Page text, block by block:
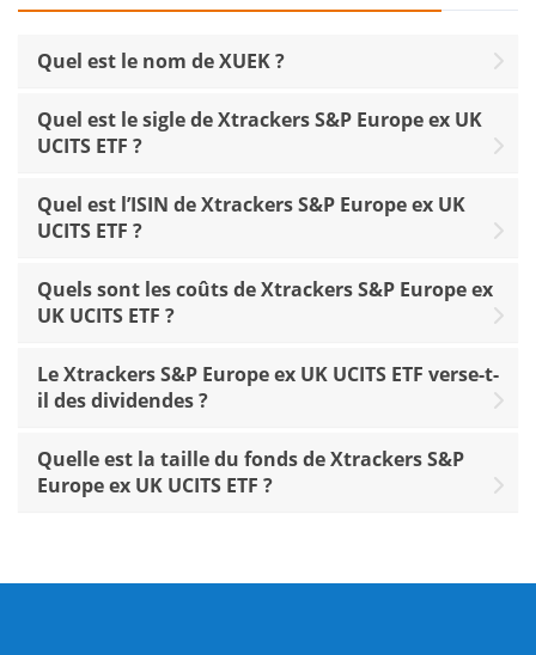
Quel est le nom de XUEK ?
Quel est le sigle de Xtrackers S&P Europe ex UK
UCITS ETF ?
Quel est l’ISIN de Xtrackers S&P Europe ex UK
UCITS ETF ?
Quels sont les coûts de Xtrackers S&P Europe ex
UK UCITS ETF ?
Le Xtrackers S&P Europe ex UK UCITS ETF verse-t-
il des dividendes ?
Quelle est la taille du fonds de Xtrackers S&P
Europe ex UK UCITS ETF ?